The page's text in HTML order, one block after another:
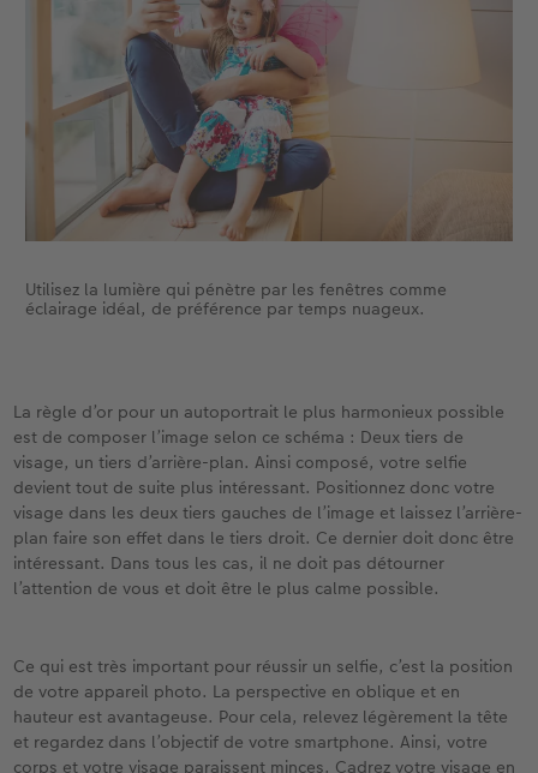
Utilisez la lumière qui pénètre par les fenêtres comme
éclairage idéal, de préférence par temps nuageux.
La règle d’or pour un autoportrait le plus harmonieux possible
est de composer l’image selon ce schéma : Deux tiers de
visage, un tiers d’arrière-plan. Ainsi composé, votre selfie
devient tout de suite plus intéressant. Positionnez donc votre
visage dans les deux tiers gauches de l’image et laissez l’arrière-
plan faire son effet dans le tiers droit. Ce dernier doit donc être
intéressant. Dans tous les cas, il ne doit pas détourner
l’attention de vous et doit être le plus calme possible.
Ce qui est très important pour réussir un selfie, c’est la position
de votre appareil photo. La perspective en oblique et en
hauteur est avantageuse. Pour cela, relevez légèrement la tête
et regardez dans l’objectif de votre smartphone. Ainsi, votre
corps et votre visage paraissent minces. Cadrez votre visage en